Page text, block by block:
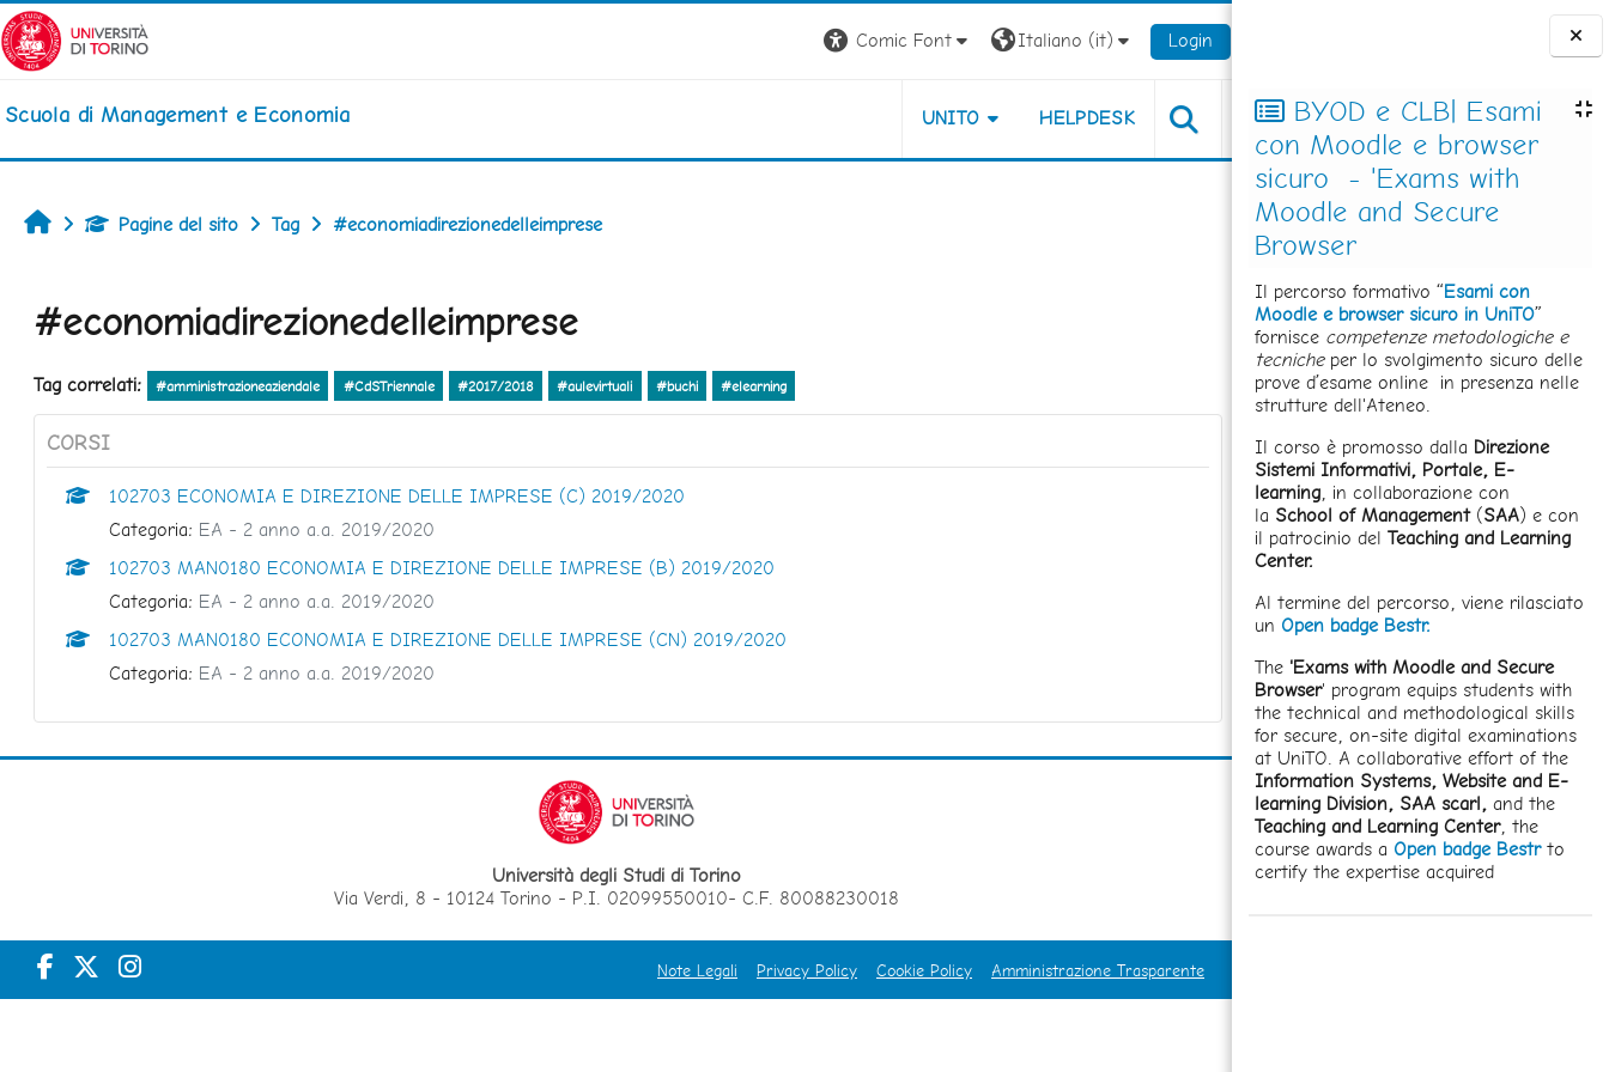
Vai al contenuto principale
Blocchi
BYOD e CLB| Esami
con Moodle e browser
sicuro - 'Exams with
Moodle and Secure
Browser
Il percorso formativo “Esami con
Moodle e browser sicuro in UniTO”
fornisce competenze metodologiche e
tecnicheper lo svolgimento sicuro delle
prove d’esame online in presenza nelle
strutture dell'Ateneo.
Il corso è promosso dalla Direzione
Sistemi Informativi, Portale, E-
learning, in collaborazione con
la School of Management(SAA) e con
il patrocinio delTeaching and Learning
Center.
Al termine del percorso, viene rilasciato
un Open badge Bestr.
The 'Exams with Moodle and Secure
Browser' program equips students with
the technical and methodological skills
for secure, on-site digital examinations
at UniTO. A collaborative effort of the
Information Systems, Website and E-
learning Division, SAA scarl,and the
Teaching and Learning Center, the
course awards a Open badge Bestrto
certify the expertise acquired
Comic Font Italiano ‎(it)‎ Login
Scuola di Management e Economia UNITO HELPDESK
HomePagine del sito Tag #economiadirezionedelleimprese
#economiadirezionedelleimprese
Tag correlati: #amministrazioneaziendale #CdSTriennale #2017/2018 #aulevirtuali #buchi #elearning
CORSI
102703 ECONOMIA E DIREZIONE DELLE IMPRESE (C) 2019/2020
Categoria: EA - 2 anno a.a. 2019/2020
102703 MAN0180 ECONOMIA E DIREZIONE DELLE IMPRESE (B) 2019/2020
Categoria: EA - 2 anno a.a. 2019/2020
102703 MAN0180 ECONOMIA E DIREZIONE DELLE IMPRESE (CN) 2019/2020
Categoria: EA - 2 anno a.a. 2019/2020
Università degli Studi di Torino
Via Verdi, 8 - 10124 Torino - P.I. 02099550010- C.F. 80088230018
Note Legali Privacy Policy Cookie Policy Amministrazione Trasparente